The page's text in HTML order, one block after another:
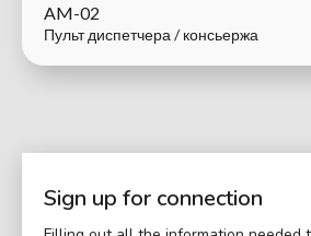
AM-02
Пульт диспетчера / консьержа
Sign up for connection